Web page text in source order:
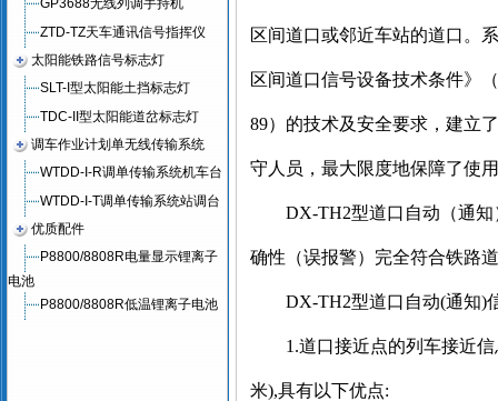
GP3688无线列调手持机
ZTD-TZ天车通讯信号指挥仪
太阳能铁路信号标志灯
SLT-I型太阳能土挡标志灯
TDC-II型太阳能道岔标志灯
调车作业计划单无线传输系统
WTDD-I-R调单传输系统机车台
WTDD-I-T调单传输系统站调台
优质配件
P8800/8808R电量显示锂离子
电池
P8800/8808R低温锂离子电池
区间道口或邻近车站的道口。
区间道口信号设备技术条件》（
89）的技术及安全要求，建立
守人员，最大限度地保障了使
DX-TH2型道口自动（通
确性（误报警）完全符合铁路
DX-TH2型道口自动(通知)
1.道口接近点的列车接近
米),具有以下优点: